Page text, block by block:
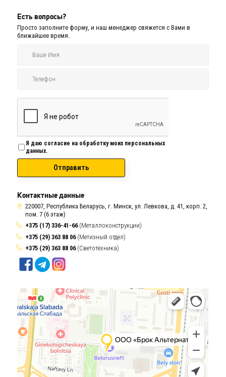
Есть вопросы?
Просто заполните форму, и наш менеджер свяжется с Вами в
ближайшее время.
Я даю согласие на обработку моих персональных
данных.
Отправить
Контактные данные
220007, Республика Беларусь, г. Минск, ул. Левкова, д. 41, корп. 2,
пом. 7 (6 этаж)
+375 (17) 336-41-66 (Металлоконструкции)
+375 (29) 363 88 06(Метизный отдел)
+375 (29) 363 88 06(Светотехника)